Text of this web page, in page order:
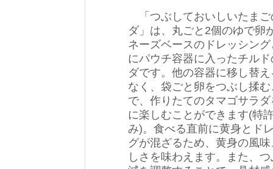
「つぶしておいしいたま
ダ」は、丸ごと2個のゆで卵
ネーズベースのドレッシン
にパウチ容器に入ったチル
ダです。他の容器に移し替
なく、袋ごと卵をつぶし揉
で、作りたてのタマゴサラ
に楽しむことができます(特
み)。食べる直前に黄身とド
グが混ざるため、黄身の風
しさを味わえます。また、